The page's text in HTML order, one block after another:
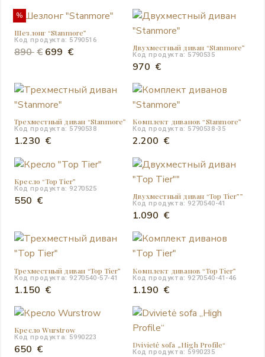
составляла
1.100 €.
920 €.
%
Шезлонг “Stanmore”
Код продукта: 5790516
890€ Первоначальная
890 €.
699 €Текущая
Двухместный диван “Stanmore”
Код продукта: 5790535
970 €
Трехместный диван “Stanmore”
Код продукта: 5790538
1.230 €
Комплект диванов “Stanmore”
Код продукта: 5790538-35
2.200 €
Кресло “Top Tier”
Код продукта: 9270525
550 € Двухместный диван “Top Tier””
Код продукта: 9270540-41
1.090 €
Трехместный диван “Top Tier”
Код продукта: 9270540-57-41
1.150 €
Комплект диванов “Top Tier”
Код продукта: 9270540-41-46
1.190 €
Кресло Wurstrow
Код продукта: 5990223
650 € Dvivietė sofa „High Profile“
Код продукта: 5990235